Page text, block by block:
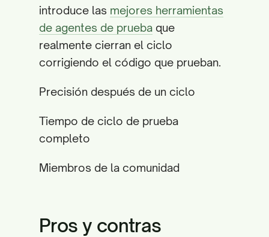
introduce las mejores herramientas
de agentes de prueba que
realmente cierran el ciclo
corrigiendo el código que prueban.
Precisión después de un ciclo
Tiempo de ciclo de prueba
completo
Miembros de la comunidad
Pros y contras